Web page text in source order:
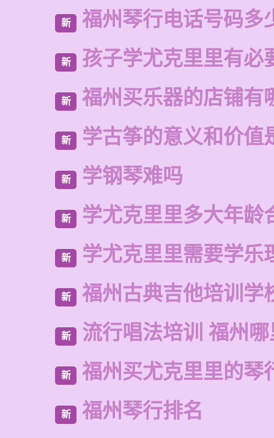
新 福州琴行电话号码多
新 孩子学尤克里里有必
新 福州买乐器的店铺有
新 学古筝的意义和价值
新 学钢琴难吗
新 学尤克里里多大年龄
新 学尤克里里需要学乐
新 福州古典吉他培训学
新 流行唱法培训 福州
新 福州买尤克里里的琴
新 福州琴行排名